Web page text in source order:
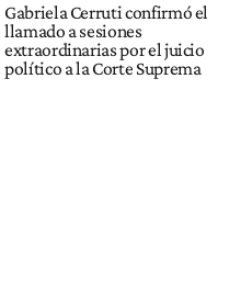
Gabriela Cerruti confirmó el
llamado a sesiones
extraordinarias por el juicio
político a la Corte Suprema